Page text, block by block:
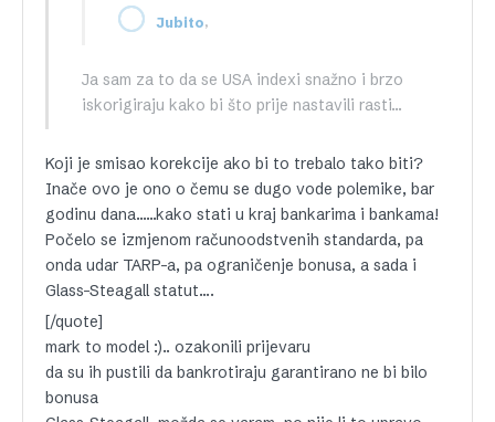
Jubito,
Ja sam za to da se USA indexi snažno i brzo
iskorigiraju kako bi što prije nastavili rasti…
Koji je smisao korekcije ako bi to trebalo tako biti?
Inače ovo je ono o čemu se dugo vode polemike, bar
godinu dana……kako stati u kraj bankarima i bankama!
Počelo se izmjenom računoodstvenih standarda, pa
onda udar TARP-a, pa ograničenje bonusa, a sada i
Glass-Steagall statut….
[/quote]
mark to model :).. ozakonili prijevaru
da su ih pustili da bankrotiraju garantirano ne bi bilo
bonusa